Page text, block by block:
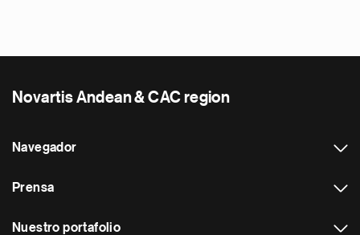
Novartis Andean & CAC region
Navegador
Prensa
Nuestro portafolio